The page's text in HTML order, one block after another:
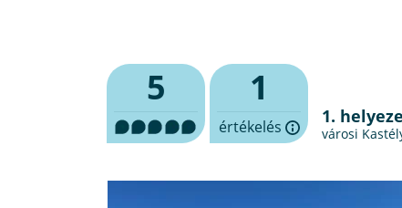
5 1
értékelés 1.
városi